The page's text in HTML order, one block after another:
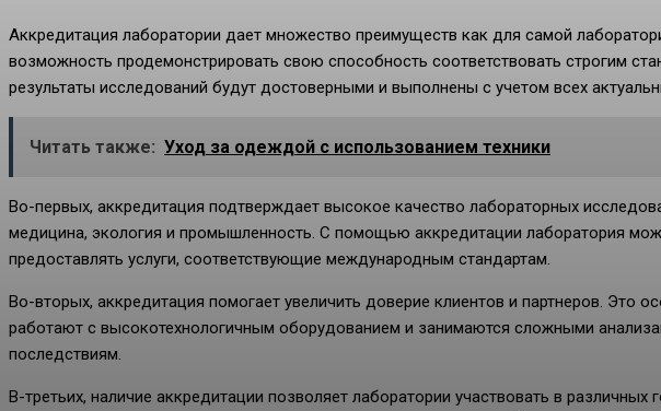
Аккредитация лаборатории дает множество преимуществ как для самой
возможность продемонстрировать свою способность соответствовать строгим
результаты исследований будут достоверными и выполнены с учетом всех
Читать также: Уход за одеждой с использованием техники
Во-первых, аккредитация подтверждает высокое качество лабораторных
медицина, экология и промышленность. С помощью аккредитации лаборатория
предоставлять услуги, соответствующие международным стандартам.
Во-вторых, аккредитация помогает увеличить доверие клиентов и партнеров. Это
работают с высокотехнологичным оборудованием и занимаются сложными
последствиям.
В-третьих, наличие аккредитации позволяет лаборатории участвовать в